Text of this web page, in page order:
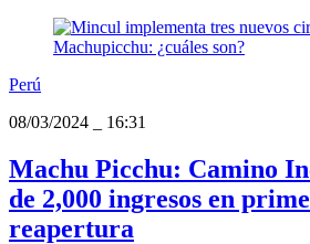
Perú
08/03/2024
16:31
Machu Picchu: Camino
de 2,000 ingresos en
reapertura